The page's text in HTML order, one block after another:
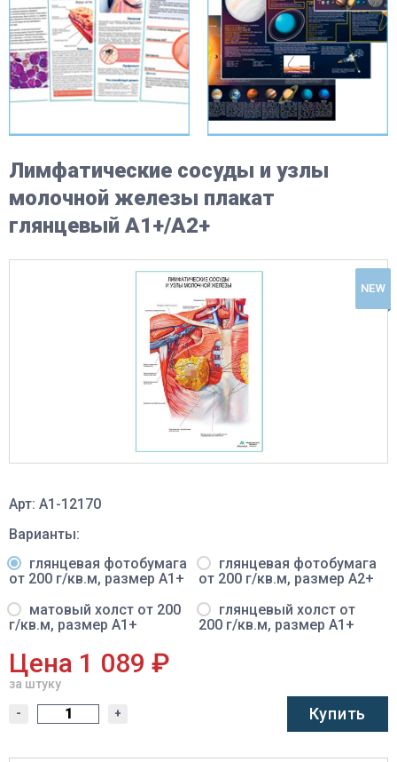
Лимфатические сосуды и узлы
молочной железы плакат
глянцевый А1+/А2+
NEW
Арт: A1-12170
Варианты:
глянцевая фотобумага
от 200 г/кв.м, размер A1+
глянцевая фотобумага
от 200 г/кв.м, размер A2+
матовый холст от 200
г/кв.м, размер A1+
глянцевый холст от
200 г/кв.м, размер A1+
Цена 1 089 ₽
за штуку
- + Купить